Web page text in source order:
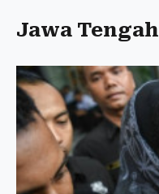
Jawa Tengah